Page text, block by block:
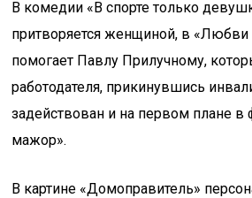
В комедии «В спорте только
притворяется женщиной, в «Любви
помогает Павлу Прилучному,
работодателя, прикинувшись
задействован и на первом плане
мажор».
В картине «Домоправитель»